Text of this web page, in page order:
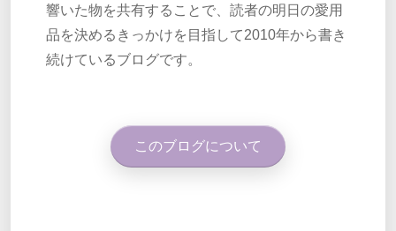
響いた物を共有することで、読者の明日の愛用
品を決めるきっかけを目指して2010年から書き
続けているブログです。
このブログについて